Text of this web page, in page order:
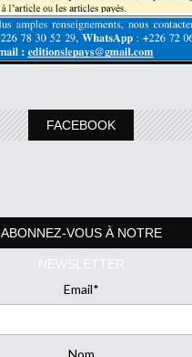
FACEBOOK
ABONNEZ-VOUS À NOTRE
NEWSLETTER
Email*
Nom